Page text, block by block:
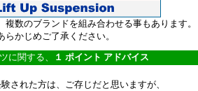
複数のブランドを組み合わせる事もあります。
らかじめご了承ください。
に関する、
１ ポイント アドバイス
された方は、ご存じだと思いますが、